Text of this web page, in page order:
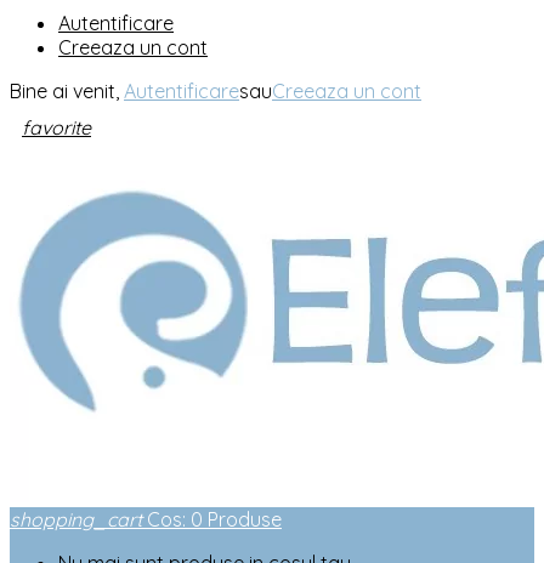
Autentificare
Creeaza un cont
Bine ai venit, AutentificaresauCreeaza un cont
favorite
shopping_cart Cos: 0 Produse